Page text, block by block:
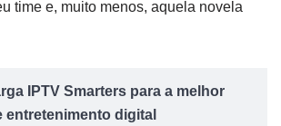
time e, muito menos, aquela novela
IPTV Smarters para a melhor
entretenimento digital